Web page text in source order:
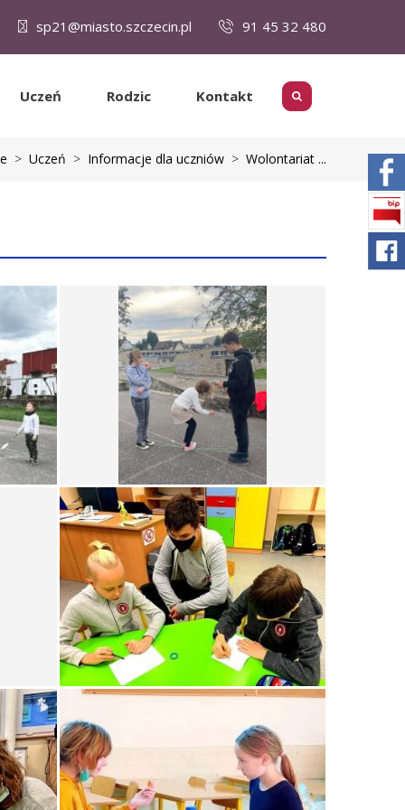
sp21@miasto.szczecin.pl 91 45 32 480
Uczeń Rodzic Kontakt
> Uczeń > Informacje dla uczniów > Wolontariat ...